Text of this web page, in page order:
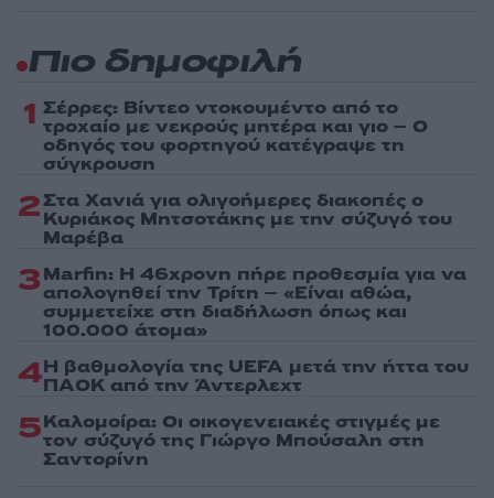
Πιο δημοφιλή
1 Σέρρες: Βίντεο ντοκουμέντο από το
τροχαίο με νεκρούς μητέρα και γιο – Ο
οδηγός του φορτηγού κατέγραψε τη
σύγκρουση
2Στα Χανιά για ολιγοήμερες διακοπές ο
Κυριάκος Μητσοτάκης με την σύζυγό του
Μαρέβα
3Marfin: Η 46χρονη πήρε προθεσμία για να
απολογηθεί την Τρίτη – «Είναι αθώα,
συμμετείχε στη διαδήλωση όπως και
100.000 άτομα»
4Η βαθμολογία της UEFA μετά την ήττα του
ΠΑΟΚ από την Άντερλεχτ
5Καλομοίρα: Οι οικογενειακές στιγμές με
τον σύζυγό της Γιώργο Μπούσαλη στη
Σαντορίνη